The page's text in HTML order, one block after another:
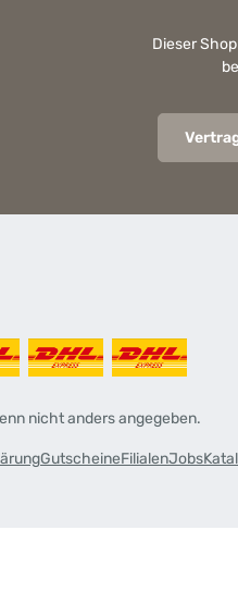
Dieser
nicht anders angegeben.
GutscheineFilialenJobs